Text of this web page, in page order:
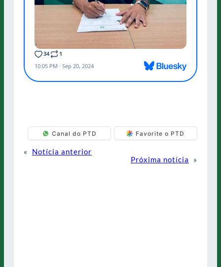
Canal do PTD Favorite o PTD
«
Notícia anterior
Próxima notícia
»